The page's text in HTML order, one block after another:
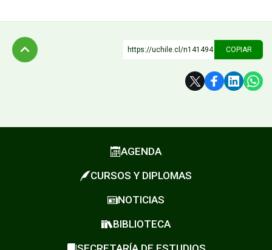
https://uchile.cl/n141494 COPIAR
AGENDA
CURSOS Y DIPLOMAS
NOTICIAS
BIBLIOTECA